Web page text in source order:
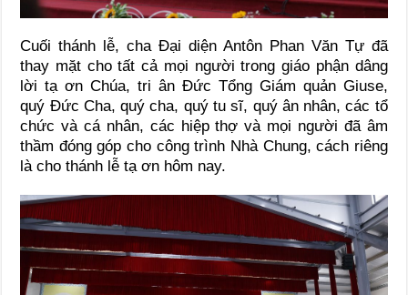
Cuối thánh lễ, cha Đại diện Antôn Phan Văn Tự đã
thay mặt cho tất cả mọi người trong giáo phận dâng
lời tạ ơn Chúa, tri ân Đức Tổng Giám quản Giuse,
quý Đức Cha, quý cha, quý tu sĩ, quý ân nhân, các tổ
chức và cá nhân, các hiệp thợ và mọi người đã âm
thầm đóng góp cho công trình Nhà Chung, cách riêng
là cho thánh lễ tạ ơn hôm nay.